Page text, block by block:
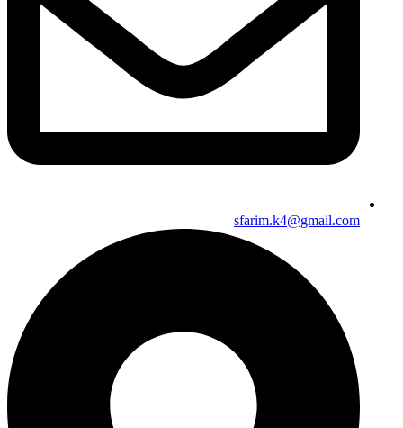
sfarim.k4@gmail.com